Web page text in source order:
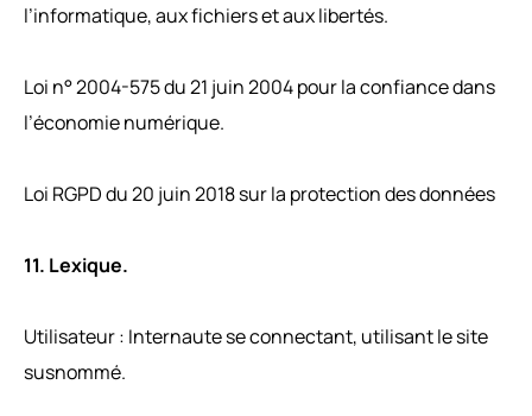
l’informatique, aux fichiers et aux libertés.
Loi n° 2004-575 du 21 juin 2004 pour la confiance dans
l’économie numérique.
Loi RGPD du 20 juin 2018 sur la protection des données
11. Lexique.
Utilisateur : Internaute se connectant, utilisant le site
susnommé.